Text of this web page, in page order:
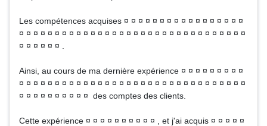
Les compétences acquises ¤ ¤ ¤ ¤ ¤ ¤ ¤ ¤ ¤ ¤ ¤ ¤ ¤ ¤ ¤ ¤ ¤
¤ ¤ ¤ ¤ ¤ ¤ ¤ ¤ ¤ ¤ ¤ ¤ ¤ ¤ ¤ ¤ ¤ ¤ ¤ ¤ ¤ ¤ ¤ ¤ ¤ ¤ ¤ ¤ ¤ ¤ ¤ ¤
¤ ¤ ¤ ¤ ¤ ¤ .
Ainsi, au cours de ma dernière expérience ¤ ¤ ¤ ¤ ¤ ¤ ¤ ¤ ¤
¤ ¤ ¤ ¤ ¤ ¤ ¤ ¤ ¤ ¤ ¤ ¤ ¤ ¤ ¤ ¤ ¤ ¤ ¤ ¤ ¤ ¤ ¤ ¤ ¤ ¤ ¤ ¤ ¤ ¤ ¤ ¤
¤ ¤ ¤ ¤ ¤ ¤ ¤ ¤ ¤ ¤ des comptes des clients.
Cette expérience ¤ ¤ ¤ ¤ ¤ ¤ ¤ ¤ ¤ ¤ , et j'ai acquis ¤ ¤ ¤ ¤ ¤